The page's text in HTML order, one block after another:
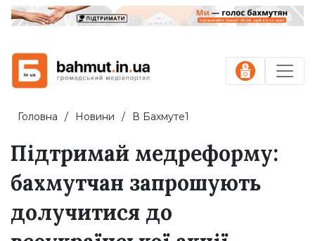
Головна Новини В Бахмуте1
Підтримай медреформу:
бахмутчан запрошують
долучитися до